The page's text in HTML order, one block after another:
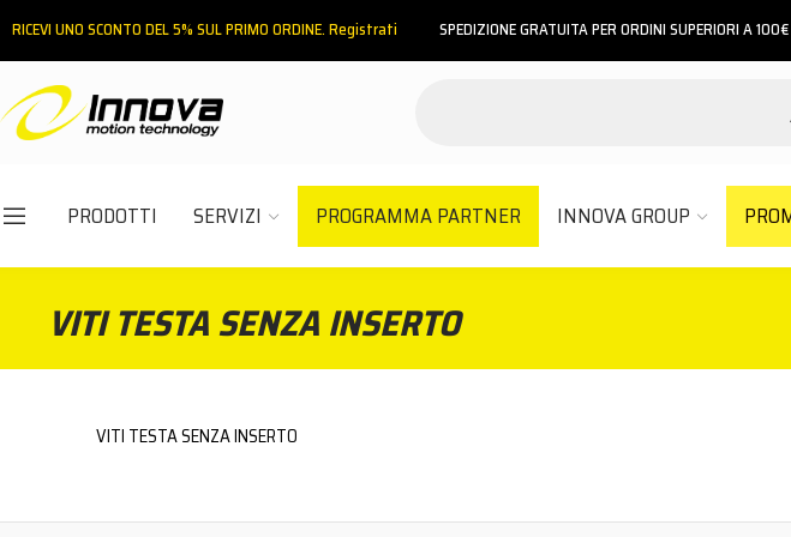
RICEVI UNO SCONTO DEL 5% SUL PRIMO ORDINE. Registrati SPEDIZIONE GRATUITA PER ORDINI SUPERIORI A 100€
PRODOTTI SERVIZI PROGRAMMA PARTNER INNOVA GROUP
INDIETRO HOME MINUTERIA METALLICA
VITI TESTA SENZA INSERTO
VITI TESTA SENZA INSERTO